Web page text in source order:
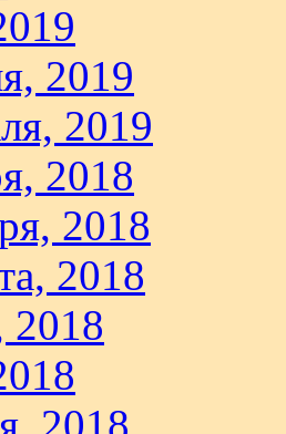
2019
2019
2018
2018
2018